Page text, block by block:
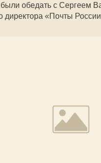
обедать с Сергеем
директора «Почты